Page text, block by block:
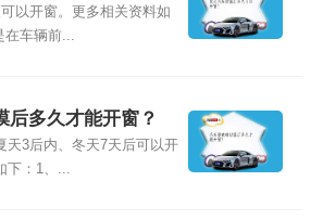
以开窗。更多相关资料如
在车辆前...
后多久才能开窗？
天3后内、冬天7天后可以开
下：1、...